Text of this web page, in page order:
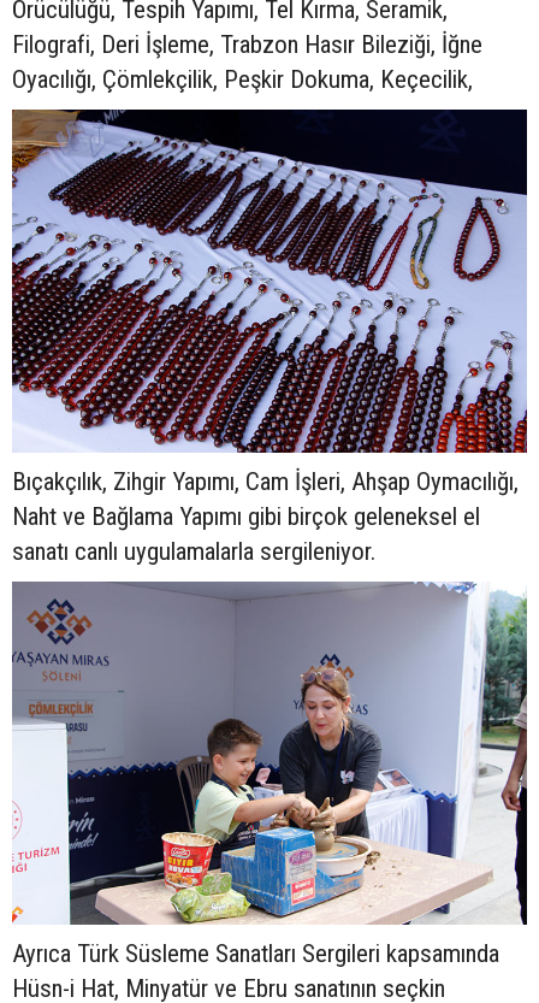
Örücülüğü, Tespih Yapımı, Tel Kırma, Seramik,
Filografi, Deri İşleme, Trabzon Hasır Bileziği, İğne
Oyacılığı, Çömlekçilik, Peşkir Dokuma, Keçecilik,
Bıçakçılık, Zihgir Yapımı, Cam İşleri, Ahşap Oymacılığı,
Naht ve Bağlama Yapımı gibi birçok geleneksel el
sanatı canlı uygulamalarla sergileniyor.
Ayrıca Türk Süsleme Sanatları Sergileri kapsamında
Hüsn-i Hat, Minyatür ve Ebru sanatının seçkin